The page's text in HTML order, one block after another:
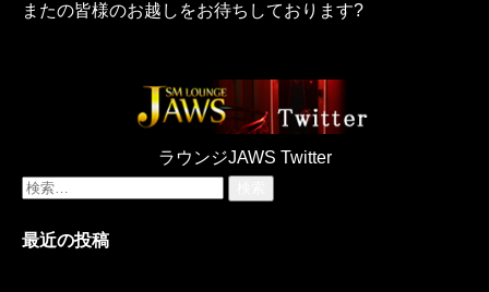
またの皆様のお越しをお待ちしております?
ラウンジJAWS Twitter
検
最近の投稿